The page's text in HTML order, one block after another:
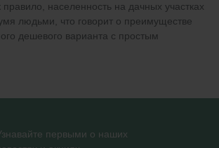
населенность на дачных участках
людьми, что говорит о преимуществе
дешевого варианта с простым
первыми о наших